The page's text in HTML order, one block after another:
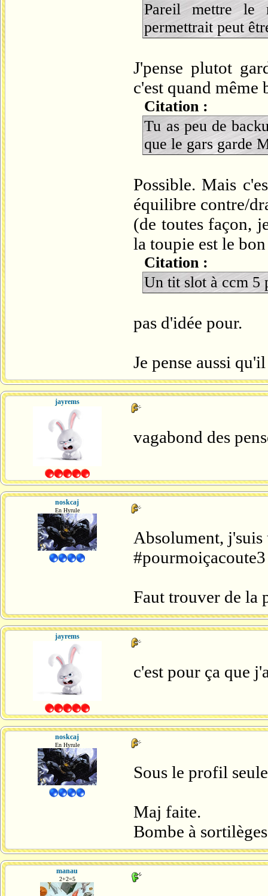
Pareil mettre le
permettrait peut
J'pense plutot
c'est quand même
Citation :
Tu as peu de
que le gars garde
Possible. Mais
équilibre contre/
(de toutes façon,
la toupie est le
Citation :
Un tit slot à ccm 5
pas d'idée pour.
Je pense aussi
jayrems
vagabond des
noskcaj
En Hyrule
Absolument,
#pourmoiçacoute3
Faut trouver de la
jayrems
c'est pour ça que
noskcaj
En Hyrule
Sous le profil
Maj faite.
Bombe à
manau
2+2=5